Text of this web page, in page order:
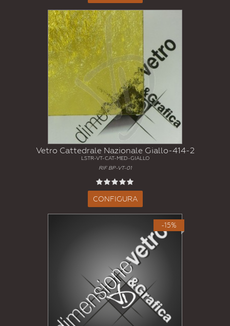
Vetro Cattedrale Nazionale Giallo-414-2
LSTR-VT-CAT-MED-GIALLO
RIF BP-VT-01
CONFIGURA
-15%